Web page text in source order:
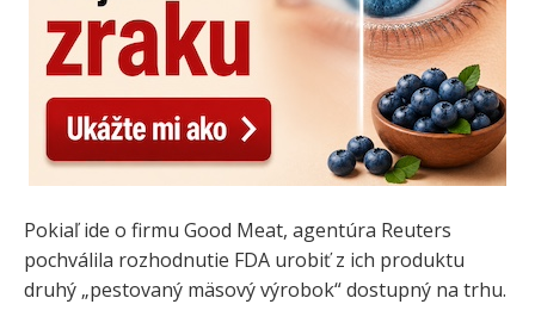
Pokiaľ ide o firmu Good Meat, agentúra Reuters
pochválila rozhodnutie FDA urobiť z ich produktu
druhý „pestovaný mäsový výrobok“ dostupný na trhu.